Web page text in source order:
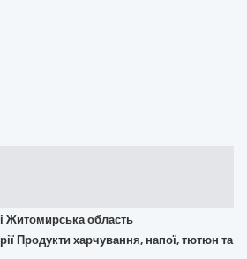
Житомирська область
Продукти харчування, напої, тютюн та